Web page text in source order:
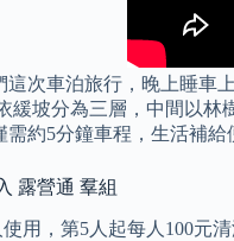
次車泊旅行，晚上睡車
緩坡分為三層，中間以
約5分鐘車程，生活補
露營通 羣組
用，第5人起每人100元